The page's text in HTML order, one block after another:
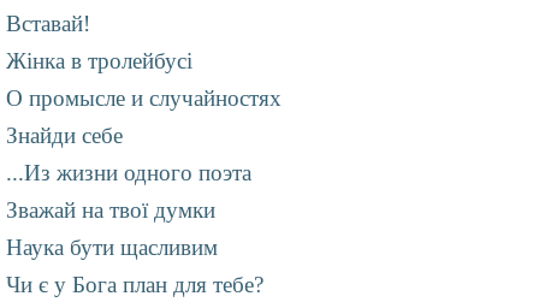
Вставай!
Жінка в тролейбусі
О промысле и случайностях
Знайди себе
...Из жизни одного поэта
Зважай на твої думки
Наука бути щасливим
Чи є у Бога план для тебе?